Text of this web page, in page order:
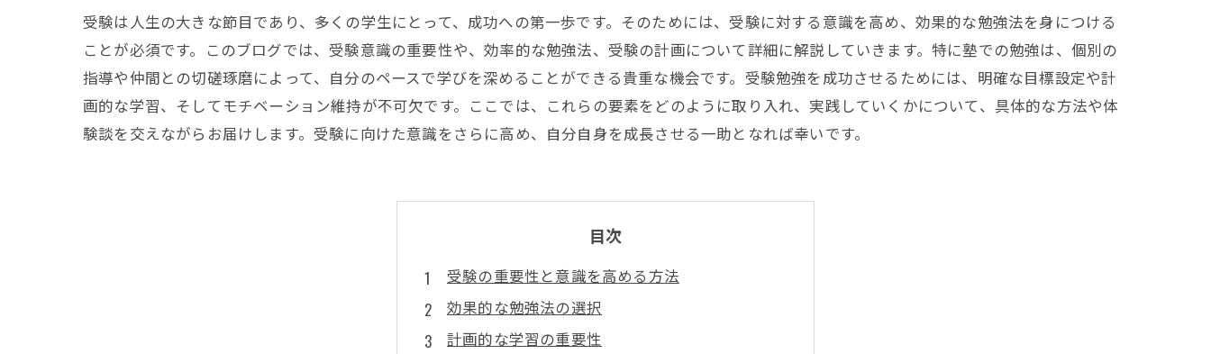
受験は人生の大きな節目であり、多くの学生にとって、成功への第一歩です。そのためには、受験に対する意識を高め、効果的な勉強法を身につける
ことが必須です。このブログでは、受験意識の重要性や、効率的な勉強法、受験の計画について詳細に解説していきます。特に塾での勉強は、個別の
指導や仲間との切磋琢磨によって、自分のペースで学びを深めることができる貴重な機会です。受験勉強を成功させるためには、明確な目標設定や計
画的な学習、そしてモチベーション維持が不可欠です。ここでは、これらの要素をどのように取り入れ、実践していくかについて、具体的な方法や体
験談を交えながらお届けします。受験に向けた意識をさらに高め、自分自身を成長させる一助となれば幸いです。
目次
受験の重要性と意識を高める方法
効果的な勉強法の選択
計画的な学習の重要性